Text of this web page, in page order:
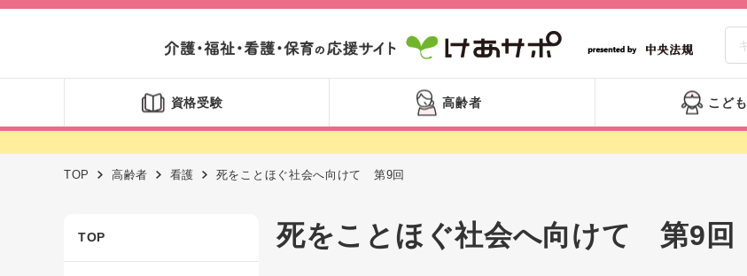
資格受験 高齢者 こども
TOP 高齢者 看護 死をことほぐ社会へ向けて 第9回
TOP 死をことほぐ社会へ向けて 第9回